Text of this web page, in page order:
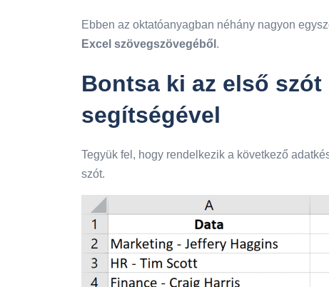
Ebben az oktatóanyagban néhány nagyon
Excel szövegszövegéből .
Bontsa ki az első
segítségével
Tegyük fel, hogy rendelkezik a következő
szót.